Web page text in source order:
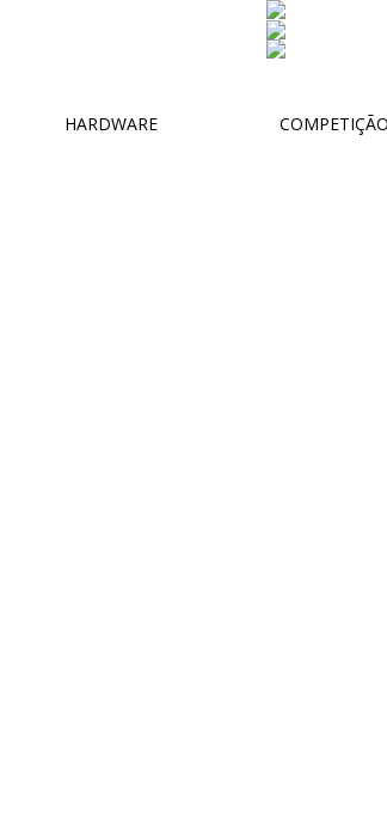
HARDWARE COMPETIÇÃO